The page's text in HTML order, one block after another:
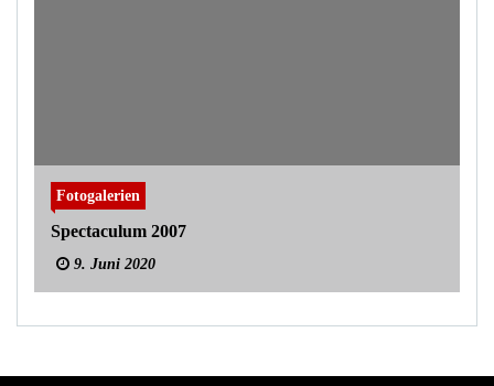
Fotogalerien
Spectaculum 2007
9. Juni 2020